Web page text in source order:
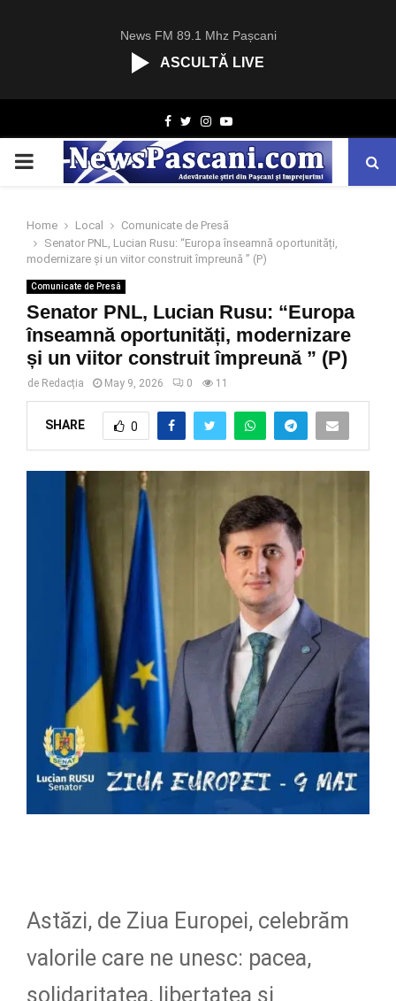
News FM 89.1 Mhz Pașcani
ASCULTĂ LIVE
Facebook
TwitterInstagram
Youtube
PRIMARY
Home Local
Comunicate de Presă
Senator PNL, Lucian Rusu: “Europa înseamnă oportunități,
modernizare și un viitor construit împreună ” (P)
Comunicate de Presă
Senator PNL, Lucian Rusu: “Europa
înseamnă oportunități, modernizare
și un viitor construit împreună ” (P)
de Redacția May 9, 2026 0 11
SHARE 0
Astăzi, de Ziua Europei, celebrăm
valorile care ne unesc: pacea,
solidaritatea, libertatea și